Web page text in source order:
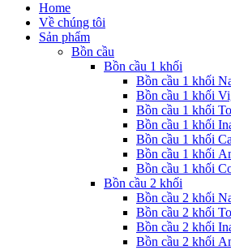
Home
Về chúng tôi
Sản phẩm
Bồn cầu
Bồn cầu 1 khối
Bồn cầu 1 khối
Bồn cầu 1 khối
Bồn cầu 1 khối
Bồn cầu 1 khối
Bồn cầu 1 khối
Bồn cầu 1 khối
Bồn cầu 1 khối
Bồn cầu 2 khối
Bồn cầu 2 khối
Bồn cầu 2 khối
Bồn cầu 2 khối
Bồn cầu 2 khối